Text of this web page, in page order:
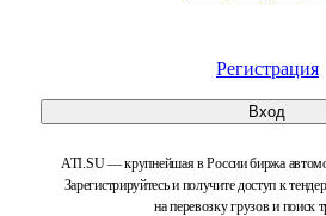
Регистрация
Вход
ATI.SU — крупнейшая в России биржа
Зарегистрируйтесь и получите доступ к
на перевозку грузов и поиск